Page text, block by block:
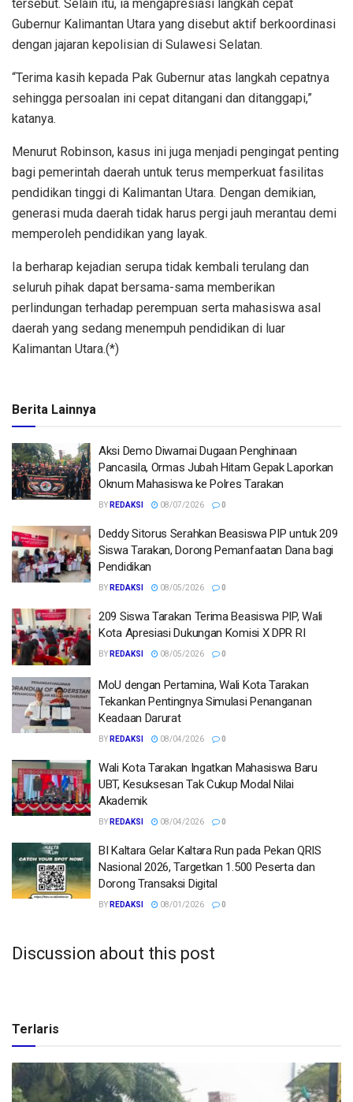
tersebut. Selain itu, ia mengapresiasi langkah cepat
Gubernur Kalimantan Utara yang disebut aktif berkoordinasi
dengan jajaran kepolisian di Sulawesi Selatan.
“Terima kasih kepada Pak Gubernur atas langkah cepatnya
sehingga persoalan ini cepat ditangani dan ditanggapi,”
katanya.
Menurut Robinson, kasus ini juga menjadi pengingat penting
bagi pemerintah daerah untuk terus memperkuat fasilitas
pendidikan tinggi di Kalimantan Utara. Dengan demikian,
generasi muda daerah tidak harus pergi jauh merantau demi
memperoleh pendidikan yang layak.
Ia berharap kejadian serupa tidak kembali terulang dan
seluruh pihak dapat bersama-sama memberikan
perlindungan terhadap perempuan serta mahasiswa asal
daerah yang sedang menempuh pendidikan di luar
Kalimantan Utara.(*)
Berita Lainnya
Aksi Demo Diwarnai Dugaan Penghinaan
Pancasila, Ormas Jubah Hitam Gepak Laporkan
Oknum Mahasiswa ke Polres Tarakan
BY REDAKSI 08/07/2026 0
Deddy Sitorus Serahkan Beasiswa PIP untuk 209
Siswa Tarakan, Dorong Pemanfaatan Dana bagi
Pendidikan
BY REDAKSI 08/05/2026 0
209 Siswa Tarakan Terima Beasiswa PIP, Wali
Kota Apresiasi Dukungan Komisi X DPR RI
BY REDAKSI 08/05/2026 0
MoU dengan Pertamina, Wali Kota Tarakan
Tekankan Pentingnya Simulasi Penanganan
Keadaan Darurat
BY REDAKSI 08/04/2026 0
Wali Kota Tarakan Ingatkan Mahasiswa Baru
UBT, Kesuksesan Tak Cukup Modal Nilai
Akademik
BY REDAKSI 08/04/2026 0
BI Kaltara Gelar Kaltara Run pada Pekan QRIS
Nasional 2026, Targetkan 1.500 Peserta dan
Dorong Transaksi Digital
BY REDAKSI 08/01/2026 0
Discussion about this post
Terlaris